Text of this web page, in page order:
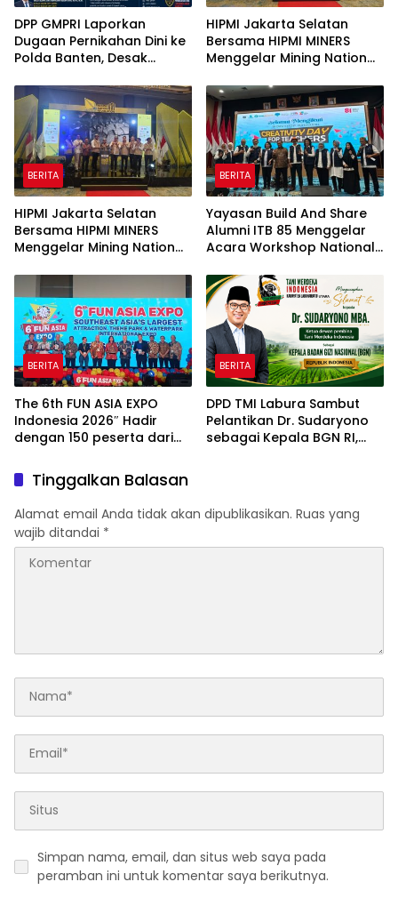
DPP GMPRI Laporkan
Dugaan Pernikahan Dini ke
Polda Banten, Desak
Perlindungan Anak
HIPMI Jakarta Selatan
Bersama HIPMI MINERS
Menggelar Mining Nation
Indah Golf Jakarta
BERITA
HIPMI Jakarta Selatan
Bersama HIPMI MINERS
Menggelar Mining Nation
Indah Golf Jakarta
BERITA
Yayasan Build And Share
Alumni ITB 85 Menggelar
Acara Workshop National
2026 & Dibuka Resmi
Pramono Anung (Gubernur
DKI Jakarta)
BERITA
The 6th FUN ASIA EXPO
Indonesia 2026″ Hadir
dengan 150 peserta dari
Industri Taman Rekreasi
dan Ekosistem Pariwisata
di Tanah Air
BERITA
DPD TMI Labura Sambut
Pelantikan Dr. Sudaryono
sebagai Kepala BGN RI,
Tinggalkan Balasan
Alamat email Anda tidak akan dipublikasikan. Ruas yang
wajib ditandai *
Simpan nama, email, dan situs web saya pada
peramban ini untuk komentar saya berikutnya.